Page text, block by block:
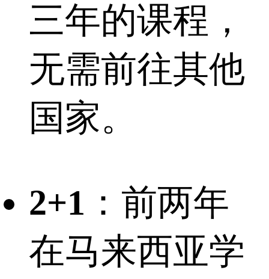
三年的课程，
无需前往其他
国家。
2+1 ：前两年
在马来西亚学